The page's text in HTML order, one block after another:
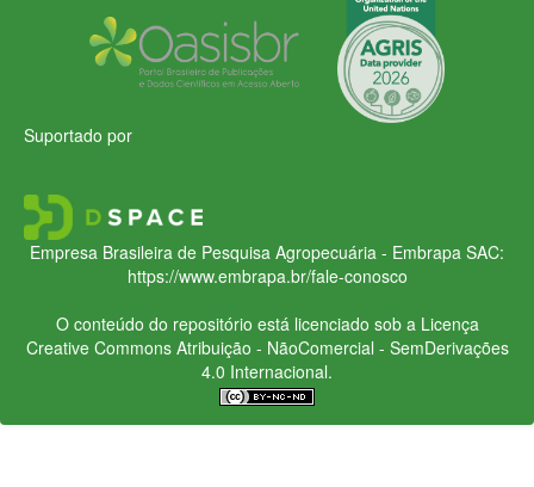
Suportado por
Empresa Brasileira de Pesquisa Agropecuária - Embrapa SAC:
https://www.embrapa.br/fale-conosco
O conteúdo do repositório está licenciado sob a Licença
Creative CommonsAtribuição - NãoComercial - SemDerivações
4.0 Internacional.